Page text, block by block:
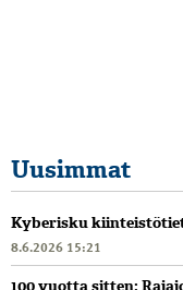
Uusimmat
Kyberisku
8.6.2026 15:21